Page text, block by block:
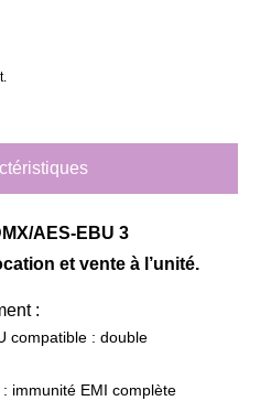
AES-EBU 3
et vente à l’unité.
:
compatible : double
immunité EMI complète